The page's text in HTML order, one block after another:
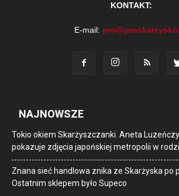
KONTAKT:
E-mail:
NAJNOWSZE
Tokio okiem Skarżyszczanki. Aneta
pokazuje zdjęcia japońskiej metropolii w
Znana sieć handlowa znika ze Skarżyska po
Ostatnim sklepem było Supeco